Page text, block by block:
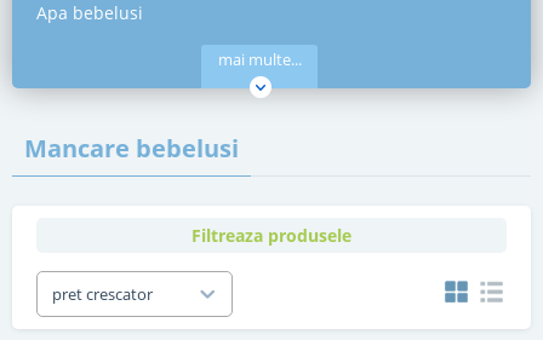
Apa bebelusi
mai multe...
Mancare bebelusi
Filtreaza produsele
pret crescator